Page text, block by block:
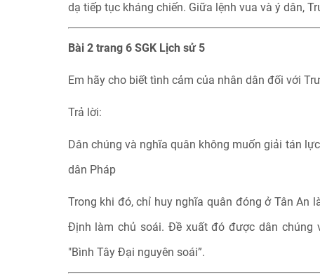
dạ tiếp tục kháng chiến. Giữa lệnh vua và ý dân,
Bài 2 trang 6 SGK Lịch sử 5
Em hãy cho biết tình cảm của nhân dân đối với
Trả lời:
Dân chúng và nghĩa quân không muốn giải tán
dân Pháp
Trong khi đó, chỉ huy nghĩa quân đóng ở Tân An
Định làm chủ soái. Đề xuất đó được dân chúng
"Bình Tây Đại nguyên soái”.